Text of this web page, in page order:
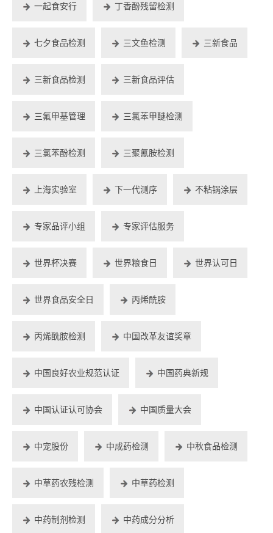
一起食安行 丁香酚残留检测
七夕食品检测 三文鱼检测 三新食品
三新食品检测 三新食品评估
三氟甲基管理 三氯苯甲醚检测
三氯苯酚检测 三聚氰胺检测
上海实验室 下一代测序 不粘锅涂层
专家品评小组 专家评估服务
世界杯决赛 世界粮食日 世界认可日
世界食品安全日 丙烯酰胺
丙烯酰胺检测 中国改革友谊奖章
中国良好农业规范认证 中国药典新规
中国认证认可协会 中国质量大会
中宠股份 中成药检测 中秋食品检测
中草药农残检测 中草药检测
中药制剂检测 中药成分分析